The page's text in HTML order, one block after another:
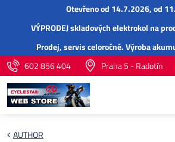
Otevřeno od 14.7.2026, od
VÝPRODEJ skladových elektrokol na
Prodej,servisceloročně.Výroba
602 856 404
Praha 5 - Radotín
AUTHOR